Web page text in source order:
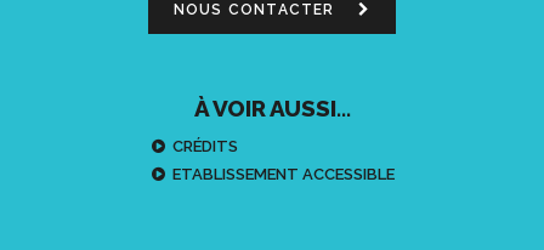
NOUS CONTACTER
À VOIR AUSSI...
CRÉDITS
ETABLISSEMENT ACCESSIBLE